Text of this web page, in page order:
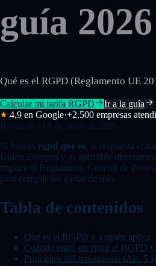
guía
Qué es el RGPD (Reglamento UE
Calcular mi tarifa RGPD
Ir a la guía
4,9 en Google·+2.500 empresas
Revisado el 8 de junio de 2026
Si buscas rgpd que es, la respuesta
Unión Europea y es aplicable
implica el Reglamento General de
para cumplir sin gastar de más.
Tabla de contenidos
Qué es el RGPD y a quién aplica
Cuándo entró en vigor el RGPD
Principios del tratamiento (Art. 5